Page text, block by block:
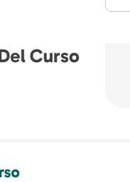
Curso